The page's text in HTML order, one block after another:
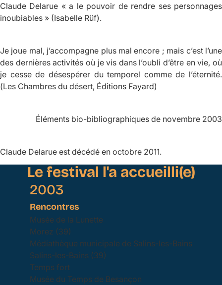
Claude Delarue « a le pouvoir de rendre ses personnages
inoubiables » (Isabelle Rüf).
Je joue mal, j’accompagne plus mal encore ; mais c’est l’une
des dernières activités où je vis dans l’oubli d’être en vie, où
je cesse de désespérer du temporel comme de l’éternité.
(Les Chambres du désert, Éditions Fayard)
Éléments bio-bibliographiques de novembre 2003
Claude Delarue est décédé en octobre 2011.
Le festival l'a accueilli(e)
2003
Rencontres
Musée de la Lunette
Morez (39)
Médiathèque municipale de Salins-les-Bains
Salins-les-Bains (39)
Temps fort
Musée du Temps de Besançon